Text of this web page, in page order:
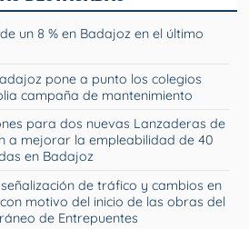
un 8 % en Badajoz en el último
pone a punto los colegios
campaña de mantenimiento
para dos nuevas Lanzaderas de
a mejorar la empleabilidad de 40
en Badajoz
de tráfico y cambios en
motivo del inicio de las obras del
de Entrepuentes